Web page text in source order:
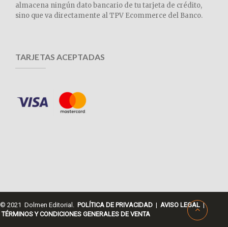
almacena ningún dato bancario de tu tarjeta de crédito,
sino que va directamente al TPV Ecommerce del Banco.
TARJETAS ACEPTADAS
© 2021 Dolmen Editorial. POLÍTICA DE PRIVACIDAD | AVISO LEGAL |
TÉRMINOS Y CONDICIONES GENERALES DE VENTA